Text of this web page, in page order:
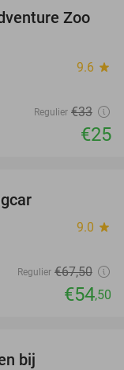
24%
Zoo
9.6 star
Regulier €33
€25
9.0 star
Regulier €67,50
€54,50
bij